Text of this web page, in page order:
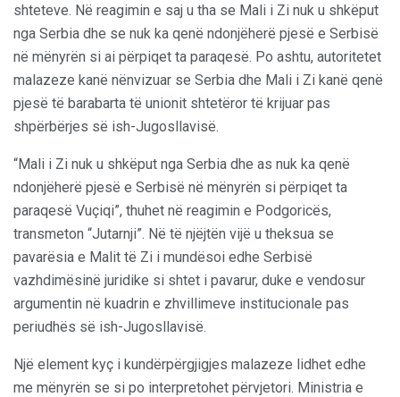
shteteve. Në reagimin e saj u tha se Mali i Zi nuk u shkëput
nga Serbia dhe se nuk ka qenë ndonjëherë pjesë e Serbisë
në mënyrën si ai përpiqet ta paraqesë. Po ashtu, autoritetet
malazeze kanë nënvizuar se Serbia dhe Mali i Zi kanë qenë
pjesë të barabarta të unionit shtetëror të krijuar pas
shpërbërjes së ish-Jugosllavisë.
“Mali i Zi nuk u shkëput nga Serbia dhe as nuk ka qenë
ndonjëherë pjesë e Serbisë në mënyrën si përpiqet ta
paraqesë Vuçiqi”, thuhet në reagimin e Podgoricës,
transmeton “Jutarnji”. Në të njëjtën vijë u theksua se
pavarësia e Malit të Zi i mundësoi edhe Serbisë
vazhdimësinë juridike si shtet i pavarur, duke e vendosur
argumentin në kuadrin e zhvillimeve institucionale pas
periudhës së ish-Jugosllavisë.
Një element kyç i kundërpërgjigjes malazeze lidhet edhe
me mënyrën se si po interpretohet përvjetori. Ministria e